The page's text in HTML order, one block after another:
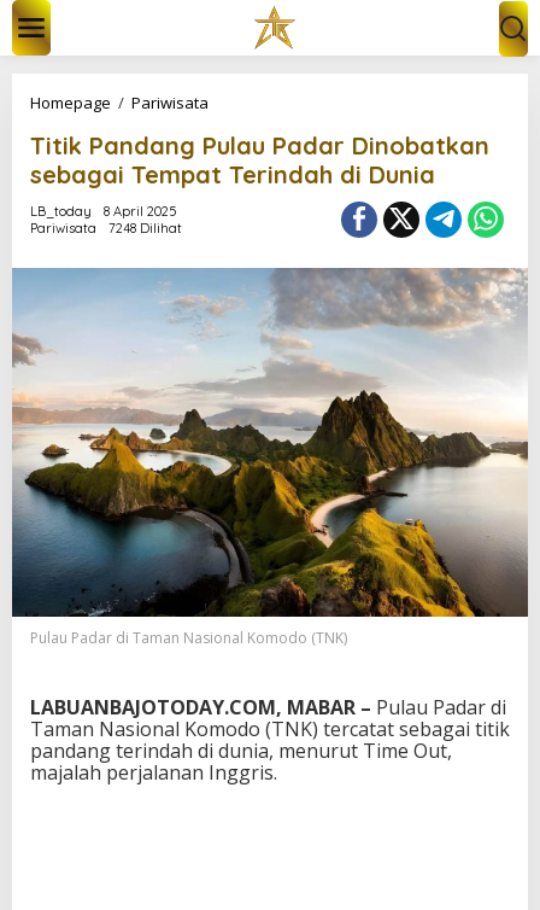
w
Homepage / Pariwisata
t
i
k
d
a
n
g
u
a
u
P
a
d
a
r
D
i
n
o
t
k
a
n
Titik Pandang Pulau Padar Dinobatkan
sebagai Tempat Terindah di Dunia
LB_today
8 April 2025
Pariwisata
7248 Dilihat
Pulau Padar di Taman Nasional Komodo (TNK)
LABUANBAJOTODAY.COM, MABAR – Pulau Padar di
Taman Nasional Komodo (TNK) tercatat sebagai titik
pandang terindah di dunia, menurut Time Out,
majalah perjalanan Inggris.